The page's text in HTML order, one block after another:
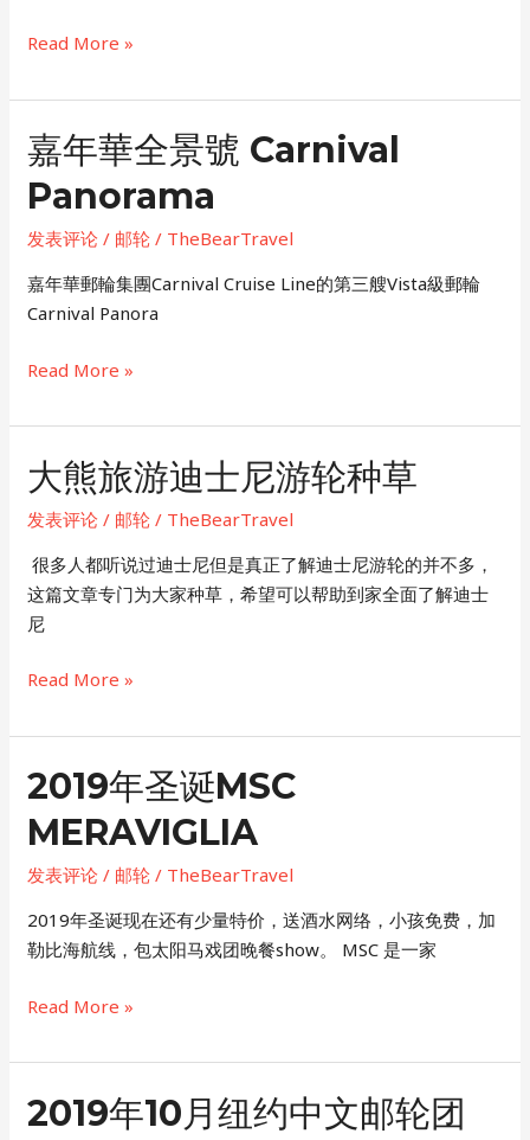
喜
號
Anthem
the
Seas
海
洋
歌
號
Read More »
嘉年華全景號 Carnival
Panorama
发表评论 / 邮轮 / TheBearTravel
​嘉年華郵輪集團Carnival Cruise Line的第三艘Vista級郵輪
Carnival Panora
嘉
華
全
景
號
Panorama
Read More »
大熊旅游迪士尼游轮种草
发表评论 / 邮轮 / TheBearTravel
​ 很多人都听说过迪士尼但是真正了解迪士尼游轮的并不多，
这篇文章专门为大家种草，希望可以帮助到家全面了解迪士
尼
大
旅
游
迪
士
游
轮
种
Read More »
2019年圣诞MSC
MERAVIGLIA
发表评论 / 邮轮 / TheBearTravel
2019年圣诞现在还有少量特价，送酒水网络，小孩免费，加
勒比海航线，包太阳马戏团晚餐show。 MSC 是一家
2019
圣
MSC
Read More »
2019年10月纽约中文邮轮团